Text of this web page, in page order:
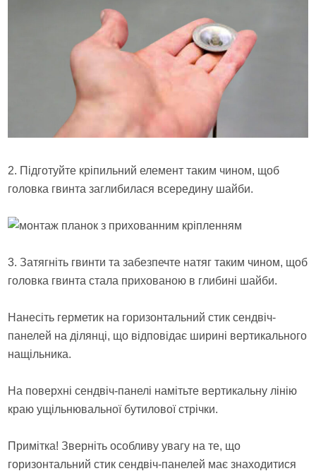
2. Підготуйте кріпильний елемент таким чином, щоб
головка гвинта заглибилася всередину шайби.
3. Затягніть гвинти та забезпечте натяг таким чином, щоб
головка гвинта стала прихованою в глибині шайби.
Нанесіть герметик на горизонтальний стик сендвіч-
панелей на ділянці, що відповідає ширині вертикального
нащільника.
На поверхні сендвіч-панелі намітьте вертикальну лінію
краю ущільнювальної бутилової стрічки.
Примітка! Зверніть особливу увагу на те, що
горизонтальний стик сендвіч-панелей має знаходитися